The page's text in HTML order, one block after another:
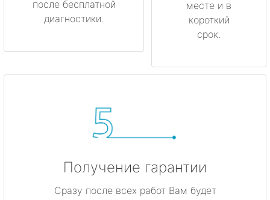
после бесплатной
диагностики.
месте и в
короткий
срок.
Получение гарантии
Сразу после всех работ Вам будет